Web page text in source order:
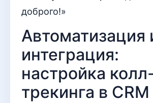
доброго!»
Автоматизация
интеграция:
настройка
трекинга в CRM